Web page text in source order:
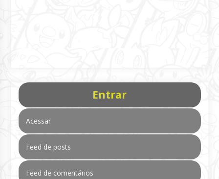
Entrar
Acessar
Feed de posts
Feed de comentários